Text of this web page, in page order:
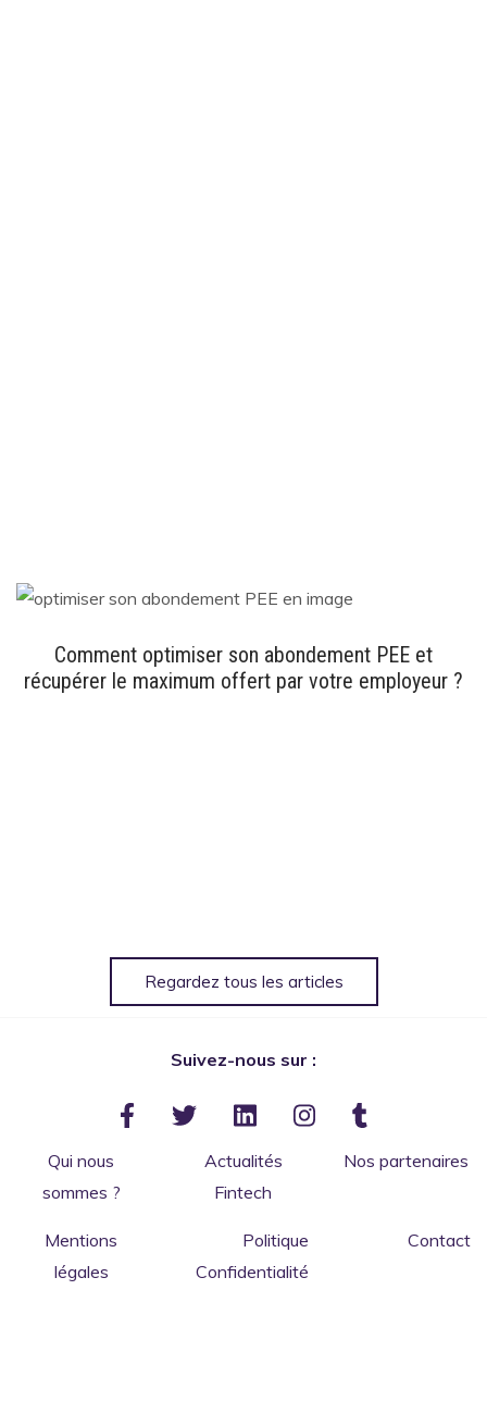
Comment optimiser son abondement PEE et
récupérer le maximum offert par votre employeur ?
Regardez tous les articles
Suivez-nous sur :
Qui nous
sommes ?
Actualités
Fintech
Nos partenaires
Mentions
légales
Politique
Confidentialité
Contact